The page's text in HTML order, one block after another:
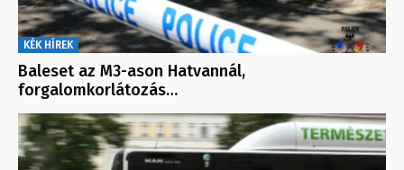
KÉK HÍREK
Baleset az M3-ason Hatvannál,
forgalomkorlátozás…